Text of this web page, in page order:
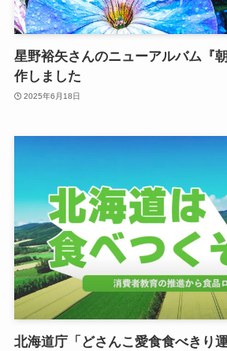
星野裕矢さんのニューアルバム『
作しました
2025年6月18日
北海道庁「どさんこ愛食食べきり